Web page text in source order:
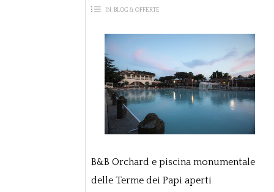
IN: BLOG & OFFERTE
B&B Orchard e piscina monumentale
delle Terme dei Papi aperti